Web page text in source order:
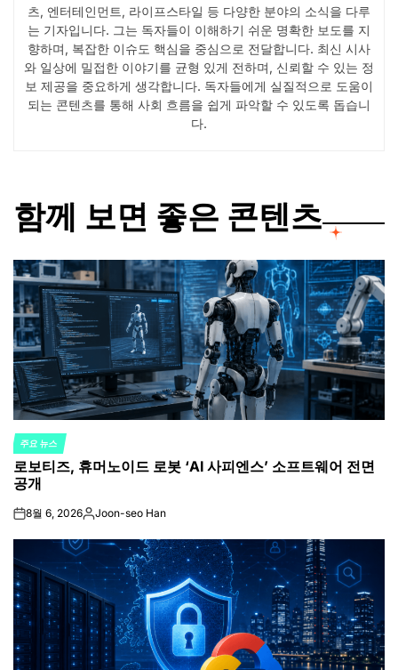
츠, 엔터테인먼트, 라이프스타일 등 다양한 분야의 소식을 다루
는 기자입니다. 그는 독자들이 이해하기 쉬운 명확한 보도를 지
향하며, 복잡한 이슈도 핵심을 중심으로 전달합니다. 최신 시사
와 일상에 밀접한 이야기를 균형 있게 전하며, 신뢰할 수 있는 정
보 제공을 중요하게 생각합니다. 독자들에게 실질적으로 도움이
되는 콘텐츠를 통해 사회 흐름을 쉽게 파악할 수 있도록 돕습니
다.
함께 보면 좋은 콘텐츠
POSTED
IN
주요 뉴스
로보티즈, 휴머노이드 로봇 ‘AI 사피엔스’ 소프트웨어 전면
공개
on8월 6, 2026Posted
Joon-seo Han